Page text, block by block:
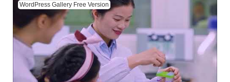
WordPress Gallery Free Version